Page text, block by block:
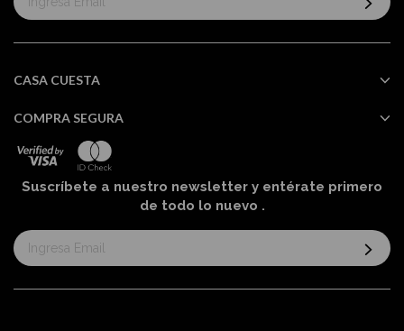
al
informativo:
CASA CUESTA
COMPRA SEGURA
Suscríbete a nuestro newsletter y entérate primero
de todo lo nuevo .
Suscríbase
al
informativo: